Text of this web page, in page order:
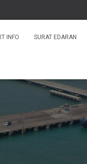
INFO SURAT EDARAN